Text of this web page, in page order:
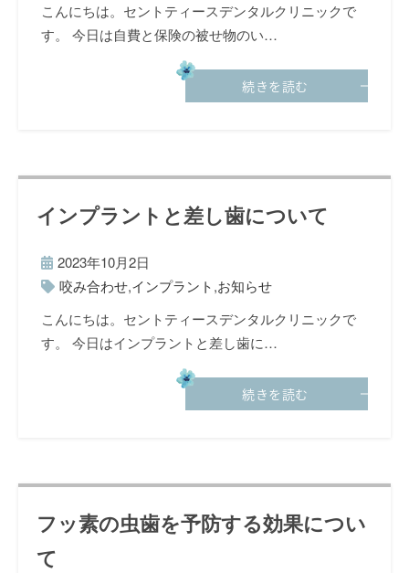
こんにちは。セントティースデンタルクリニックで
す。 今日は自費と保険の被せ物のい…
続きを読む
インプラントと差し歯について
2023年10月2日
咬み合わせ,インプラント,お知らせ
こんにちは。セントティースデンタルクリニックで
す。 今日はインプラントと差し歯に…
続きを読む
フッ素の虫歯を予防する効果につい
て